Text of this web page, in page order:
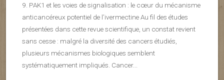
9. PAK1 et les voies de signalisation : le cœur du mécanisme
anticancéreux potentiel de l’ivermectine Au fil des études
présentées dans cette revue scientifique, un constat revient
sans cesse : malgré la diversité des cancers étudiés,
plusieurs mécanismes biologiques semblent
systématiquement impliqués. Cancer...